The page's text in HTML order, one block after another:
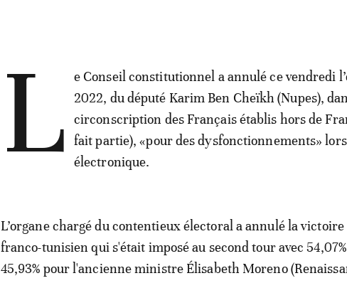
L
e Conseil constitutionnel a annulé ce vendredi
2022, du député Karim Ben Cheïkh (Nupes),
circonscription des Français établis hors de
fait partie), «pour des dysfonctionnements»
électronique.
L’organe chargé du contentieux électoral a annulé la
franco-tunisien qui s'était imposé au second tour avec
45,93% pour l'ancienne ministre Élisabeth Moreno